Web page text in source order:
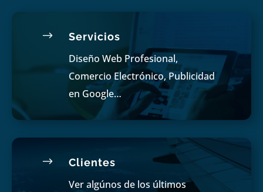
$ Servicios
Diseño Web Profesional,
Comercio Electrónico, Publicidad
en Google…
$ Clientes
Ver algúnos de los últimos